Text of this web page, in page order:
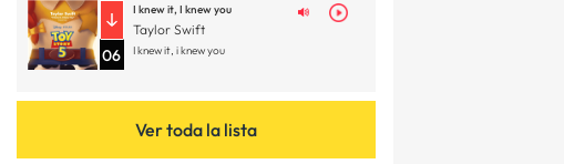
06
I knew it, I knew you
Taylor Swift
I knew it, i knew you
Ver toda la lista